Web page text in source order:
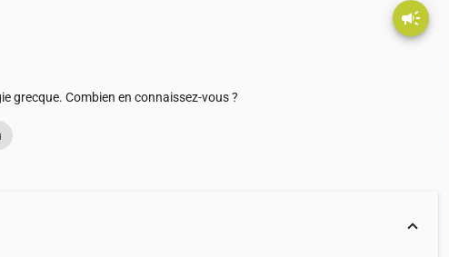
campaign
grecque. Combien en connaissez-vous ?